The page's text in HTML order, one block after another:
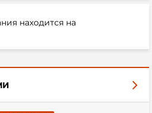
находится на